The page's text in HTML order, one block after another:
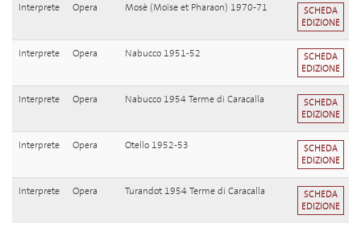
Interprete Opera Mosè (Moïse et Pharaon) 1970-71
SCHEDA
EDIZIONE
Interprete Opera Nabucco 1951-52
SCHEDA
EDIZIONE
Interprete Opera Nabucco 1954 Terme di Caracalla
SCHEDA
EDIZIONE
Interprete Opera Otello 1952-53
SCHEDA
EDIZIONE
Interprete Opera Turandot 1954 Terme di Caracalla
SCHEDA
EDIZIONE